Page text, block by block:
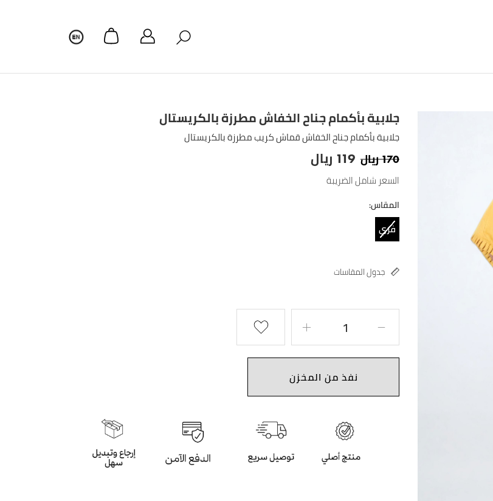
جلابية بأكمام جناح الخفاش مطرزة بالكريستال
جلابية بأكمام جناح الخفاش قماش كريب مطرزة بالكريستال
ريال170 ريال 119
السعر شامل الضريبة
المقاس:
فري
جدول المقاسات
نفذ من المخزن